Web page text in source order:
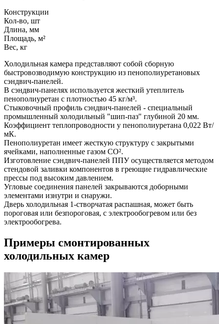
Конструкции
Кол-во, шт
Длина, мм
Площадь, м²
Вес, кг
Холодильная камера представляют собой сборную
быстровозводимую конструкцию из пенополиуретановых
сэндвич-панелей.
В сэндвич-панелях используется жесткий утеплитель
пенополиуретан с плотностью 45 кг/м³.
Стыковочный профиль сэндвич-панелей - специальный
промышленный холодильный "шип-паз" глубиной 20 мм.
Коэффициент теплопроводности у пенополиуретана 0,022 Вт/
мК.
Пенополиуретан имеет жесткую структуру с закрытыми
ячейками, наполненные газом СО².
Изготовление сэндвич-панелей ППУ осуществляется методом
стендовой заливки компонентов в греющие гидравлические
прессы под высоким давлением.
Угловые соединения панелей закрываются доборными
элементами изнутри и снаружи.
Дверь холодильная 1-створчатая распашная, может быть
пороговая или безпороговая, с электрообогревом или без
электрообогрева.
Примеры смонтированных
холодильных камер